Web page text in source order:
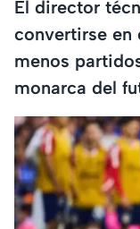
El director
convertirse en
menos
monarca del